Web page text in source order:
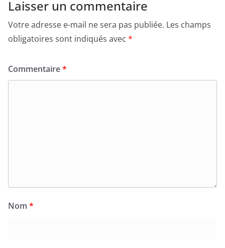
Laisser un commentaire
Votre adresse e-mail ne sera pas publiée. Les champs
obligatoires sont indiqués avec *
Commentaire*
Nom *